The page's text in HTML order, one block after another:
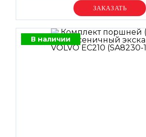
Уточняйте цену
В наличии